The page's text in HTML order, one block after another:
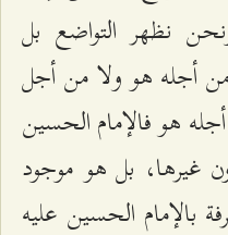
نظهر التواضع بل
أجله هو ولا من أجل
هو فالإمام الحسين
غيرها، بل هو موجود
بالإمام الحسين عليه